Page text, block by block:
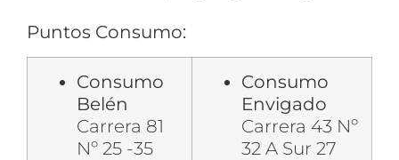
Puntos Consumo:
Consumo
Belén
Carrera 81
Nº 25 -35
Consumo
Envigado
Carrera 43 Nº
32 A Sur 27